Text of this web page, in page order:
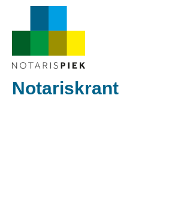
Notariskrant